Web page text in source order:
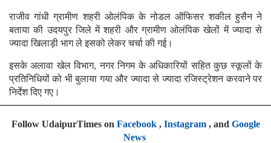
राजीव गांधी ग्रामीण शहरी ओलंपिक के नोडल ऑफिसर शकील हुसैन ने
बताया की उदयपुर जिले में शहरी और ग्रामीण ओलंपिक खेलों में ज्यादा से
ज्यादा खिलाड़ी भाग ले इसको लेकर चर्चा की गई।
इसके अलावा खेल विभाग, नगर निगम के अधिकारियों सहित कुछ स्कूलों के
प्रतिनिधियों को भी बुलाया गया और ज्यादा से ज्यादा रजिस्ट्रेशन करवाने पर
निर्देश दिए गए।
Follow UdaipurTimes on Facebook, Instagram, and Google
News